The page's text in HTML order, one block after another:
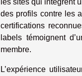
des profils contre les
certifications
labels témoignent
membre.
L’expérience